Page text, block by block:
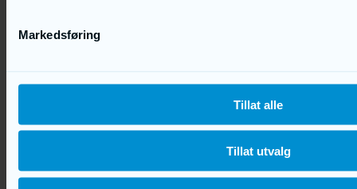
Markedsføring
Tillat alle
Tillat utvalg
Kontaktperson*